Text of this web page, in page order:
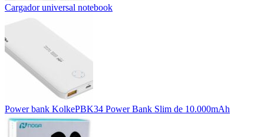
Cargador universal notebook
Power bank KolkePBK34 Power Bank Slim de 10.000mAh